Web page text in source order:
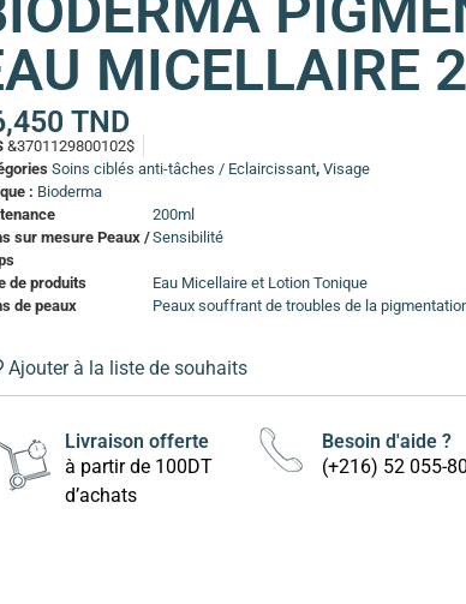
MICELLAIRE
TND
&3701129800102$
Soins ciblés anti-tâches / Eclaircissant,Visage
: Bioderma
200ml
sur mesure Peaux /Sensibilité
de produits
Eau Micellaire et Lotion Tonique
de peaux
Peaux souffrant de troubles de la
Ajouter à la liste de souhaits
Livraison offerte
à partir de 100DT
d’achats
Besoin d'aide ?
(+216) 52 055-